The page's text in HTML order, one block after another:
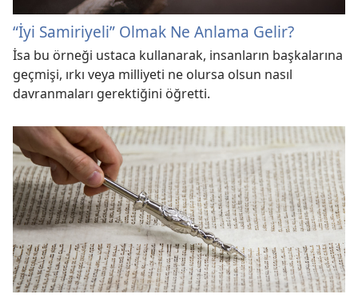
“İyi Samiriyeli” Olmak Ne Anlama Gelir?
İsa bu örneği ustaca kullanarak, insanların başkalarına
geçmişi, ırkı veya milliyeti ne olursa olsun nasıl
davranmaları gerektiğini öğretti.